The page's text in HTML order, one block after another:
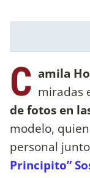
C amila
miradas
de fotos en
modelo,
personal
Principito”